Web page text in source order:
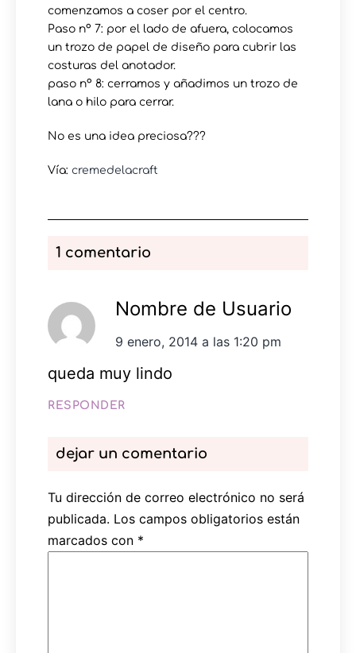
comenzamos a coser por el centro.
Paso nº 7: por el lado de afuera, colocamos
un trozo de papel de diseño para cubrir las
costuras del anotador.
paso nº 8: cerramos y añadimos un trozo de
lana o hilo para cerrar.
No es una idea preciosa???
Vía: cremedelacraft
1 comentario
Nombre de Usuario
9 enero, 2014 a las 1:20 pm
queda muy lindo
RESPONDER
dejar un comentario
Tu dirección de correo electrónico no será
publicada. Los campos obligatorios están
marcados con *